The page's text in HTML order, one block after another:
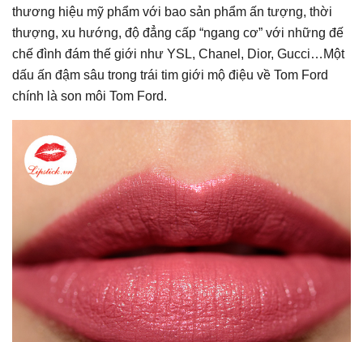
thương hiệu mỹ phẩm với bao sản phẩm ấn tượng, thời
thượng, xu hướng, độ đẳng cấp “ngang cơ” với những đế
chế đình đám thế giới như YSL, Chanel, Dior, Gucci…Một
dấu ấn đậm sâu trong trái tim giới mộ điệu về Tom Ford
chính là son môi Tom Ford.